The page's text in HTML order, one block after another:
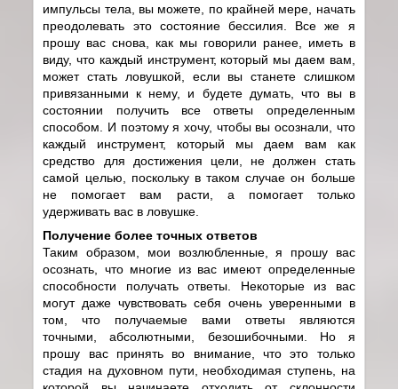
импульсы тела, вы можете, по крайней мере, начать
преодолевать это состояние бессилия. Все же я
прошу вас снова, как мы говорили ранее, иметь в
виду, что каждый инструмент, который мы даем вам,
может стать ловушкой, если вы станете слишком
привязанными к нему, и будете думать, что вы в
состоянии получить все ответы определенным
способом. И поэтому я хочу, чтобы вы осознали, что
каждый инструмент, который мы даем вам как
средство для достижения цели, не должен стать
самой целью, поскольку в таком случае он больше
не помогает вам расти, а помогает только
удерживать вас в ловушке.
Получение более точных ответов
Таким образом, мои возлюбленные, я прошу вас
осознать, что многие из вас имеют определенные
способности получать ответы. Некоторые из вас
могут даже чувствовать себя очень уверенными в
том, что получаемые вами ответы являются
точными, абсолютными, безошибочными. Но я
прошу вас принять во внимание, что это только
стадия на духовном пути, необходимая ступень, на